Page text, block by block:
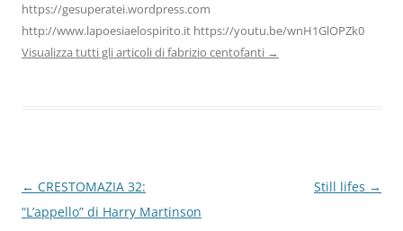
https://gesuperatei.wordpress.com
http://www.lapoesiaelospirito.it https://youtu.be/wnH1GlOPZk0
Visualizza tutti gli articoli di fabrizio centofanti →
Navigazione
articolo
← CRESTOMAZIA 32:
“L’appello” di Harry Martinson
Still lifes →